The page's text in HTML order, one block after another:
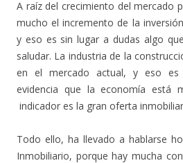
A raíz del crecimiento del mercado
mucho el incremento de la
y eso es sin lugar a dudas algo
saludar. La industria de la
en el mercado actual, y eso es
evidencia que la economía
indicador es la gran oferta
Todo ello, ha llevado a hablarse
Inmobiliario, porque hay mucha